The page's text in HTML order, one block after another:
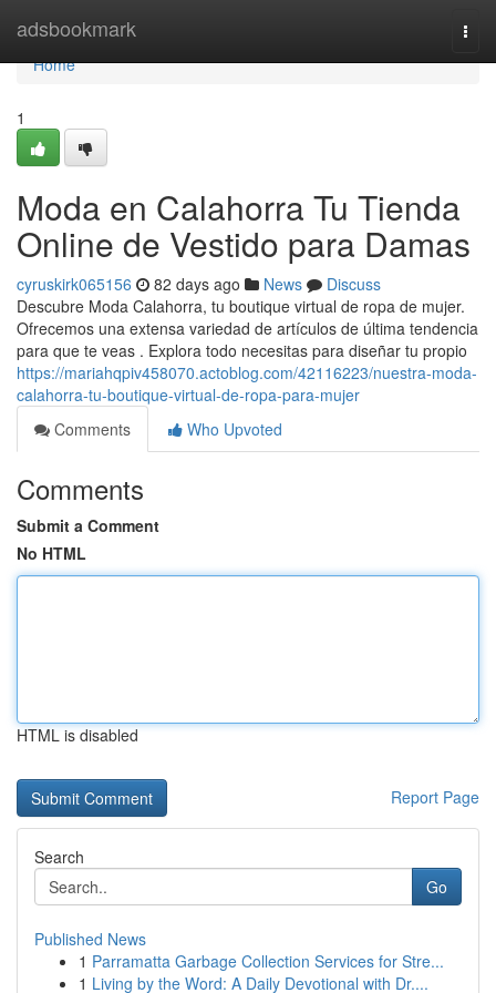
adsbookmark
Home
Home
1
Moda en Calahorra Tu Tienda
Online de Vestido para Damas
cyruskirk065156 82 days ago News
Discuss
Descubre Moda Calahorra, tu boutique virtual de ropa de mujer.
Ofrecemos una extensa variedad de artículos de última tendencia
para que te veas . Explora todo necesitas para diseñar tu propio
https://mariahqpiv458070.actoblog.com/42116223/nuestra-moda-
calahorra-tu-boutique-virtual-de-ropa-para-mujer
Comments
Who Upvoted
Comments
Submit a Comment
No HTML
HTML is disabled
Report Page
Search
Go
Published News
1 Parramatta Garbage Collection Services for Stre...
1 Living by the Word: A Daily Devotional with Dr....